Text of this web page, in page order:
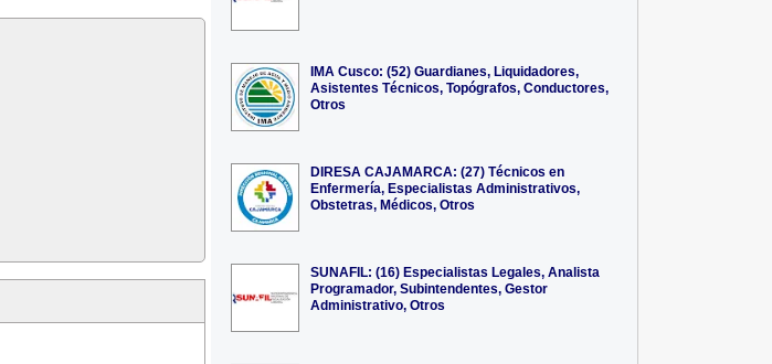
IMA Cusco: (52) Guardianes, Liquidadores,
Asistentes Técnicos, Topógrafos, Conductores,
Otros
DIRESA CAJAMARCA: (27) Técnicos en
Enfermería, Especialistas Administrativos,
Obstetras, Médicos, Otros
SUNAFIL: (16) Especialistas Legales, Analista
Programador, Subintendentes, Gestor
Administrativo, Otros